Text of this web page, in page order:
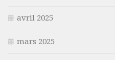
avril 2025
mars 2025